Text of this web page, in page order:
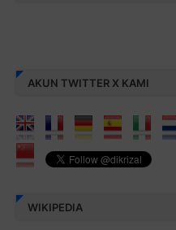
AKUN TWITTER X KAMI
WIKIPEDIA